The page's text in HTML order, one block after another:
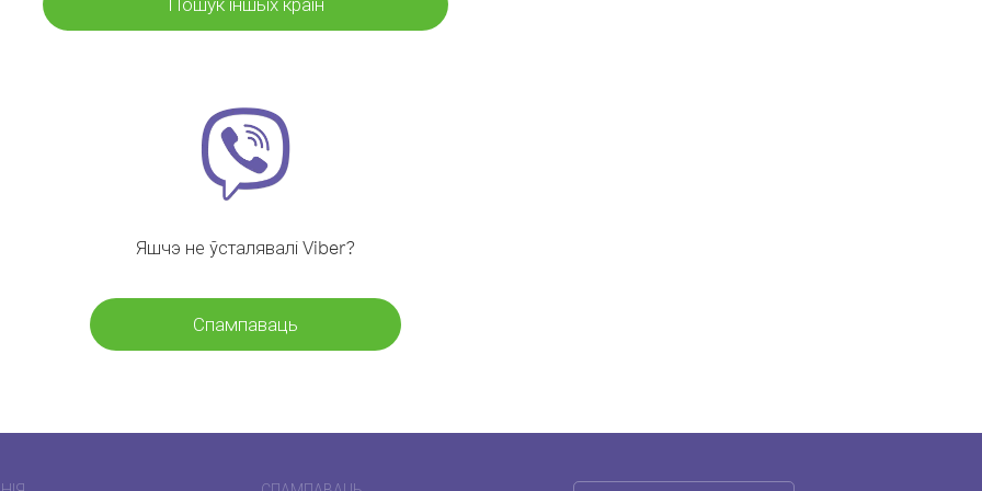
Яшчэ не ўсталявалі Viber?
Спампаваць